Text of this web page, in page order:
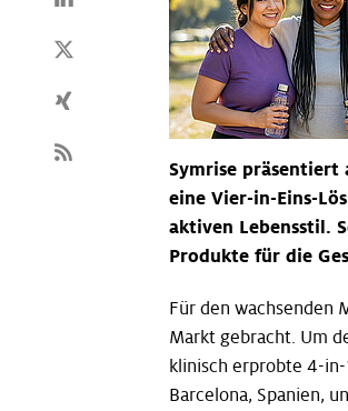
Symrise präsentiert
eine Vier-in-Eins-
aktiven Lebensstil.
Produkte für die
Für den wachsenden
Markt gebracht. Um
klinisch erprobte 4-
Barcelona, Spanien,